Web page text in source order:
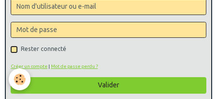
Rester connecté
Créer un compte | Mot de passe perdu ?
Valider